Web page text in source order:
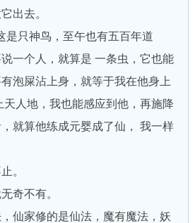
出去。
只神鸟，至午也有五百年道
一个人，就算是 一条虫，它也能
泡屎沾上身，就等于我在他身上
人地，我也能感应到他，再施降
就算他练成元婴成了仙， 我一样
。
奇不有。
家修的是仙法，魔有魔法，妖